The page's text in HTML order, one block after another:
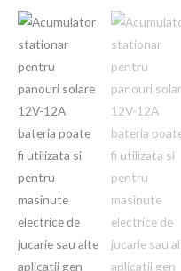
fost:
200,00
panouri
solare
12V-
12A
bateria
poate
fi
utilizata
si
pentru
masinute
electrice